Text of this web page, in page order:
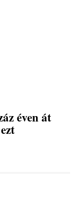
éven át